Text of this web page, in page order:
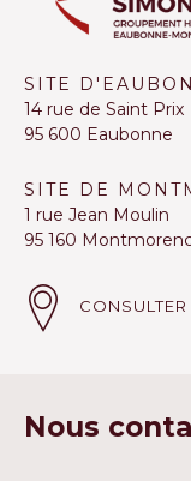
SITE
14 rue de Saint Prix
95 600 Eaubonne
SITE DE
1 rue Jean Moulin
95 160
Nous